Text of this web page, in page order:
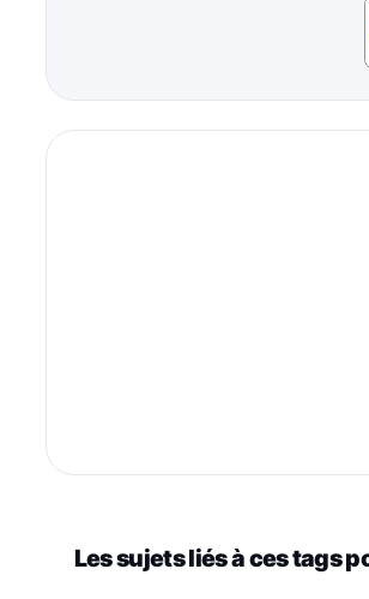
Les sujets liés à ces tags